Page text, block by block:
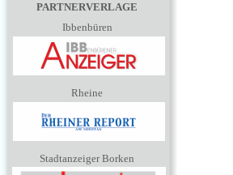
PARTNERVERLAGE
Ibbenbüren
Rheine
Stadtanzeiger Borken